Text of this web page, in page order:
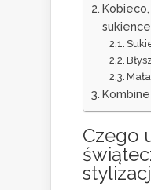
sukience
Czego